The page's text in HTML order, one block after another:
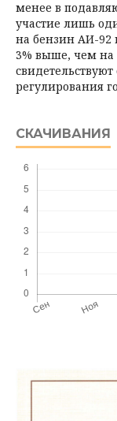
менее в
участие лишь
на бензин АИ-92
3% выше, чем
регулирования
СКАЧИВАНИЯ